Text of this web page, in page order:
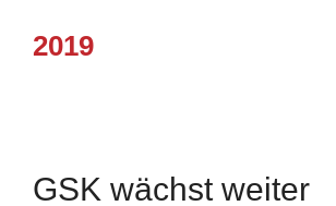
2019
GSK wächst weiter